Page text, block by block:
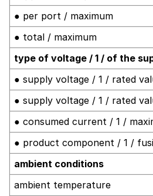
● per port / maximum
● total / maximum
type of voltage / 1 / of the
● supply voltage / 1 / rated
● supply voltage / 1 / rated
● consumed current / 1 /
● product component / 1 /
ambient conditions
ambient temperature